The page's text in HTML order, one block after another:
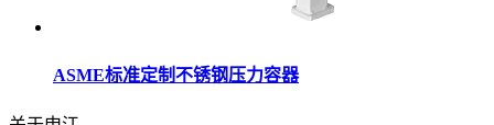
ASME标准定制不锈钢压力容器